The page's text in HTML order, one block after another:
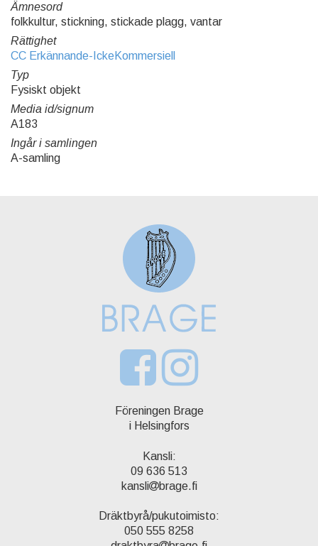
Ämnesord
folkkultur, stickning, stickade plagg, vantar
Rättighet
CC Erkännande-IckeKommersiell
Typ
Fysiskt objekt
Media id/signum
A183
Ingår i samlingen
A-samling
Föreningen Brage
i Helsingfors
Kansli:
09 636 513
kansli
brage.fi
Dräktbyrå/pukutoimisto:
050 555 8258